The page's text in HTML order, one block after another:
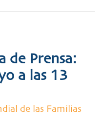
de Prensa:
a las 13
de las Familias